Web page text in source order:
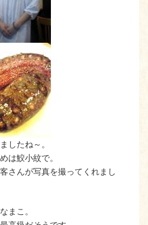
したね～。
は鮫小紋で。
さんが写真を撮ってくれまし
まこ。